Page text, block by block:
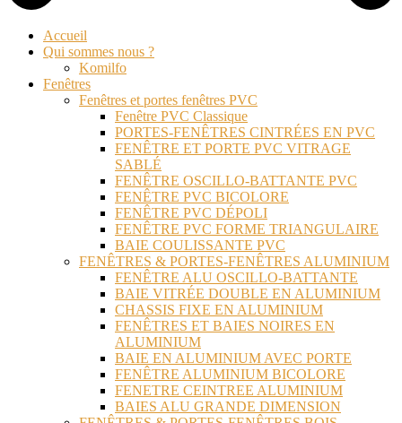
Accueil
Qui sommes nous ?
Komilfo
Fenêtres
Fenêtres et portes fenêtres PVC
Fenêtre PVC Classique
PORTES-FENÊTRES CINTRÉES EN PVC
FENÊTRE ET PORTE PVC VITRAGE
SABLÉ
FENÊTRE OSCILLO-BATTANTE PVC
FENÊTRE PVC BICOLORE
FENÊTRE PVC DÉPOLI
FENÊTRE PVC FORME TRIANGULAIRE
BAIE COULISSANTE PVC
FENÊTRES & PORTES-FENÊTRES ALUMINIUM
FENÊTRE ALU OSCILLO-BATTANTE
BAIE VITRÉE DOUBLE EN ALUMINIUM
CHASSIS FIXE EN ALUMINIUM
FENÊTRES ET BAIES NOIRES EN
ALUMINIUM
BAIE EN ALUMINIUM AVEC PORTE
FENÊTRE ALUMINIUM BICOLORE
FENETRE CEINTREE ALUMINIUM
BAIES ALU GRANDE DIMENSION